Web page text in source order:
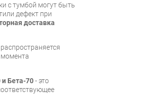
с тумбой могут быть
дефект при
доставка
момента
Бета-70- это